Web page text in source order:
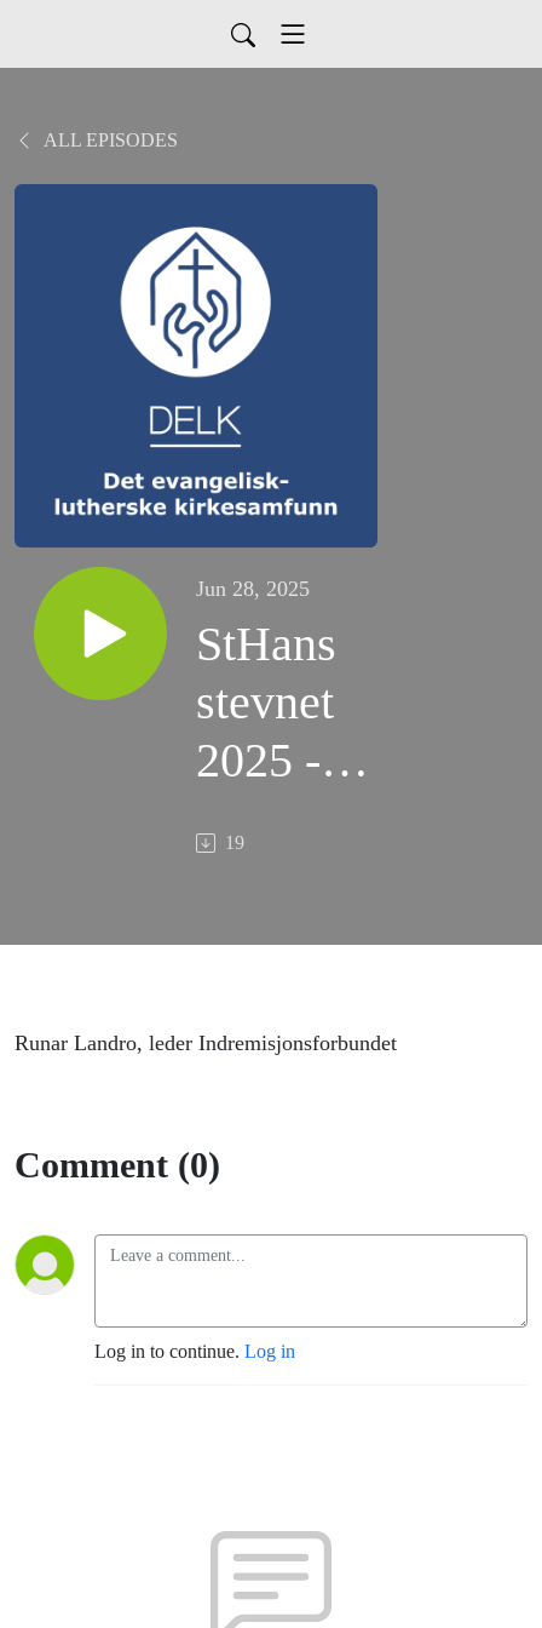
ALL EPISODES
Jun 28, 2025
StHans
stevnet
2025 -
Bibeltime 1:
blant dem er
19
Runar Landro, leder Indremisjonsforbundet
Comment (0)
Log in to continue. Log in